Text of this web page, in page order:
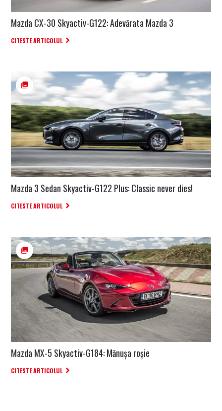
Mazda CX-30 Skyactiv-G122: Adevărata Mazda 3
CITESTE ARTICOLUL
Mazda 3 Sedan Skyactiv-G122 Plus: Classic never dies!
CITESTE ARTICOLUL
Mazda MX-5 Skyactiv-G184: Mănușa roșie
CITESTE ARTICOLUL